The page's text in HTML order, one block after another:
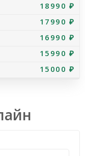
18990 ₽
17990 ₽
16990 ₽
15990 ₽
15000 ₽